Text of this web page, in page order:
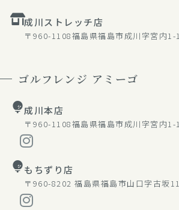
成川ストレッチ店
〒960-1108福島県福島市成川字宮内1-1
ゴルフレンジ アミーゴ
成川本店
〒960-1108福島県福島市成川字宮内1-1
もちずり店
〒960-8202 福島県福島市山口字古坂11